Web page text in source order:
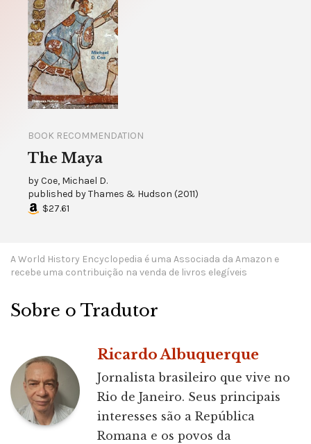
BOOK RECOMMENDATION
The Maya
byCoe, Michael D.
published byThames & Hudson (2011)
$27.61
A World History Encyclopedia é uma Associada da Amazon e
recebe uma contribuição na venda de livros elegíveis
Sobre o Tradutor
Ricardo Albuquerque
Jornalista brasileiro que vive no
Rio de Janeiro. Seus principais
interesses são a República
Romana e os povos da